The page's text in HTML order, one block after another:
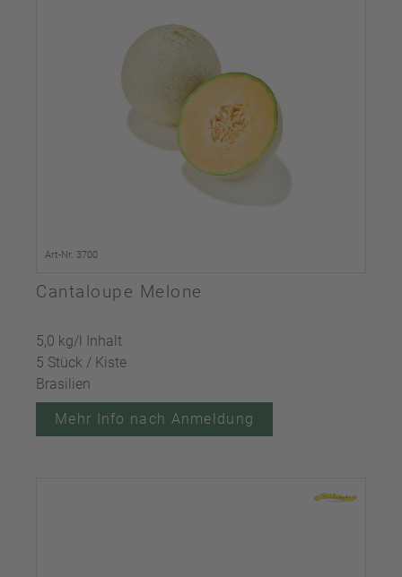
Art-Nr. 3700
Cantaloupe Melone
5,0 kg/l Inhalt
5 Stück / Kiste
Brasilien
Mehr Info nach Anmeldung